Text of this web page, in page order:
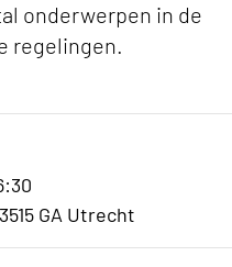
onderwerpen in de
regelingen.
GA Utrecht